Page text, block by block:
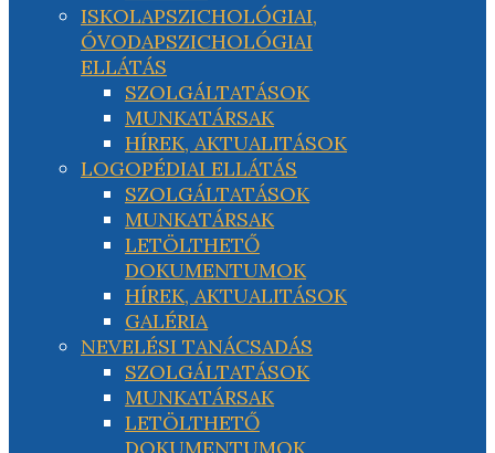
ISKOLAPSZICHOLÓGIAI,
ÓVODAPSZICHOLÓGIAI
ELLÁTÁS
SZOLGÁLTATÁSOK
MUNKATÁRSAK
HÍREK, AKTUALITÁSOK
LOGOPÉDIAI ELLÁTÁS
SZOLGÁLTATÁSOK
MUNKATÁRSAK
LETÖLTHETŐ
DOKUMENTUMOK
HÍREK, AKTUALITÁSOK
GALÉRIA
NEVELÉSI TANÁCSADÁS
SZOLGÁLTATÁSOK
MUNKATÁRSAK
LETÖLTHETŐ
DOKUMENTUMOK